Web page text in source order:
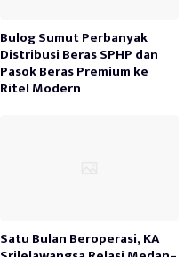
Bulog Sumut Perbanyak
Distribusi Beras SPHP dan
Pasok Beras Premium ke
Ritel Modern
Satu Bulan Beroperasi, KA